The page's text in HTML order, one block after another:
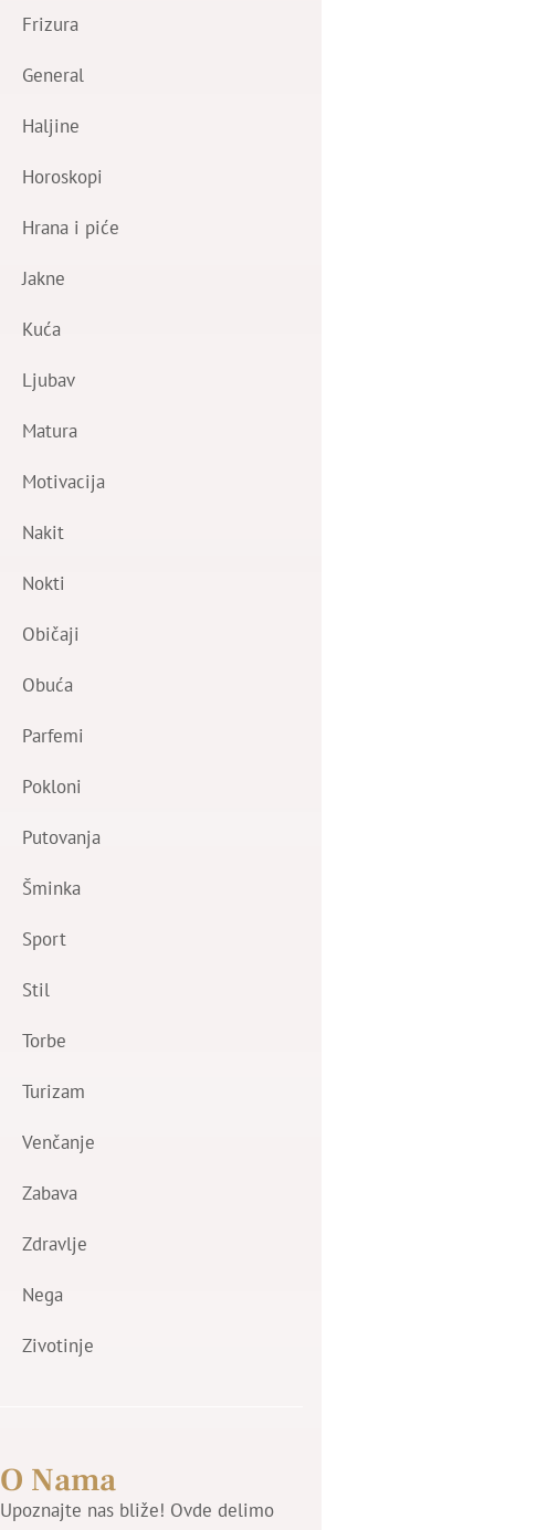
Frizura
General
Haljine
Horoskopi
Hrana i piće
Jakne
Kuća
Ljubav
Matura
Motivacija
Nakit
Nokti
Običaji
Obuća
Parfemi
Pokloni
Putovanja
Šminka
Sport
Stil
Torbe
Turizam
Venčanje
Zabava
Zdravlje
Nega
Zivotinje
O Nama
Upoznajte nas bliže! Ovde delimo